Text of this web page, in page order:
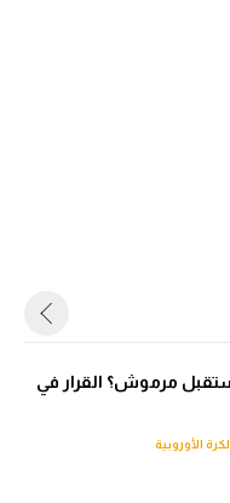
مرموش؟ القرار في
الأوروبية